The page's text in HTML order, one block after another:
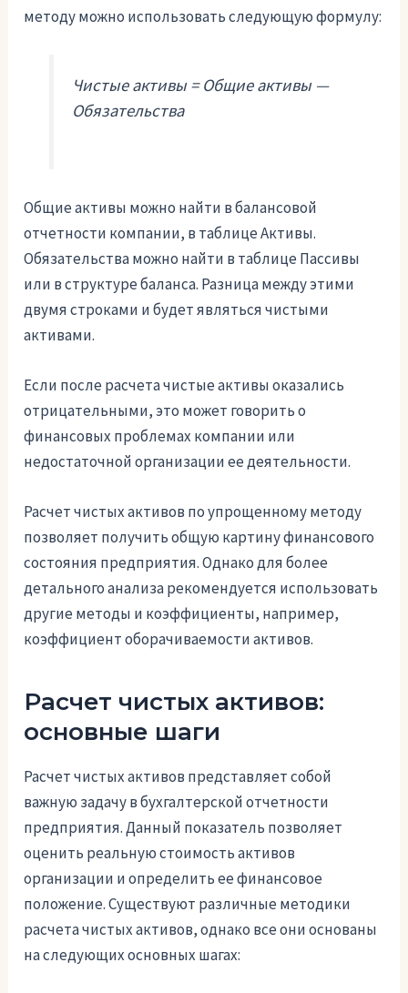
методу можно использовать следующую формулу:
Чистые активы = Общие активы —
Обязательства
Общие активы можно найти в балансовой
отчетности компании, в таблице Активы.
Обязательства можно найти в таблице Пассивы
или в структуре баланса. Разница между этими
двумя строками и будет являться чистыми
активами.
Если после расчета чистые активы оказались
отрицательными, это может говорить о
финансовых проблемах компании или
недостаточной организации ее деятельности.
Расчет чистых активов по упрощенному методу
позволяет получить общую картину финансового
состояния предприятия. Однако для более
детального анализа рекомендуется использовать
другие методы и коэффициенты, например,
коэффициент оборачиваемости активов.
Расчет чистых активов:
основные шаги
Расчет чистых активов представляет собой
важную задачу в бухгалтерской отчетности
предприятия. Данный показатель позволяет
оценить реальную стоимость активов
организации и определить ее финансовое
положение. Существуют различные методики
расчета чистых активов, однако все они основаны
на следующих основных шагах: